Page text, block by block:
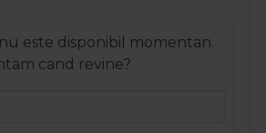
este disponibil momentan.
cand revine?